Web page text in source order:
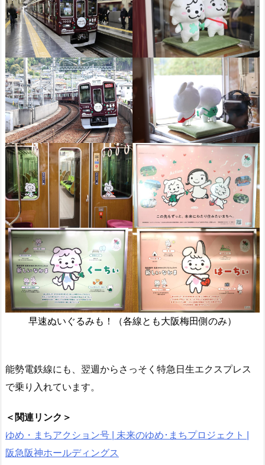
早速ぬいぐるみも！（各線とも大阪梅田側のみ）
能勢電鉄線にも、翌週からさっそく特急日生エクスプレス
で乗り入れています。
＜関連リンク＞
ゆめ・まちアクション号 | 未来のゆめ･まちプロジェクト |
阪急阪神ホールディングス